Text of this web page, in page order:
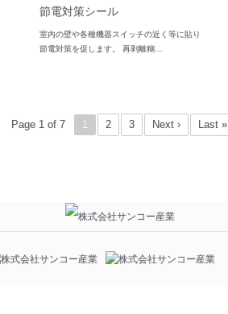
節電対策シール
室内の壁や各種機器スイッチの近く等に貼り
節電対策を促します。 再剥離糊…
Page 1 of 7 1 2 3 Next › Last »